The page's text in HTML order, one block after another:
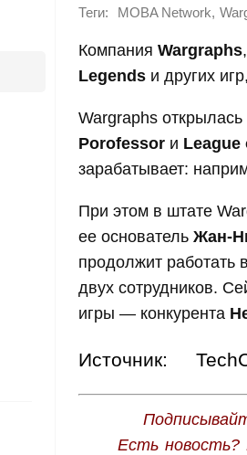
Теги: MOBA Network,
Компания Wargraphs
Legends и других
Wargraphs
Porofessor и League
зарабатывает:
При этом в штате
ее основатель Жан-
продолжит работать
двух сотрудников.
игры — конкурента
Источник:
Есть